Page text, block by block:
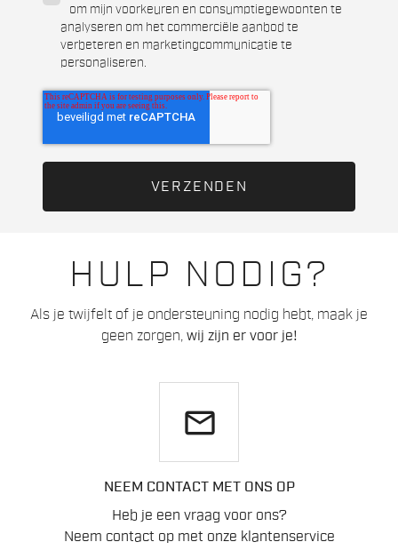
HULP NODIG?
Als je twijfelt of je ondersteuning nodig hebt, maak je
geen zorgen, wij zijn er voor je!
email
NEEM CONTACT MET ONS OP
Heb je een vraag voor ons?
Neem contact op met onze klantenservice
om mijn voorkeuren en consumptiegewoonten te
analyseren om het commerciële aanbod te
verbeteren en marketingcommunicatie te
personaliseren.